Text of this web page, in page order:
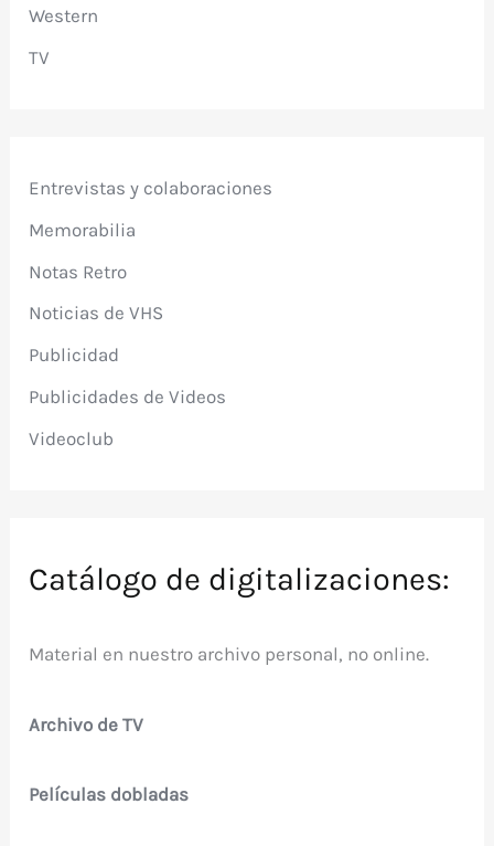
Western
TV
Entrevistas y colaboraciones
Memorabilia
Notas Retro
Noticias de VHS
Publicidad
Publicidades de Videos
Videoclub
Catálogo de digitalizaciones:
Material en nuestro archivo personal, no online.
Archivo de TV
Películas dobladas